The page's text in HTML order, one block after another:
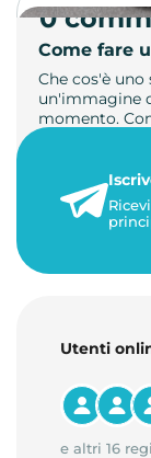
Come fare
Che cos'è
un'immagine
momento.
1 minuto di
0
Utenti
e altri 16